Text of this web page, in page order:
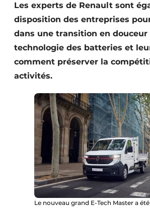
Fondations
Façades
Géotextiles
Infrastructures souterraines et
Protection solaire
Rénovation
Sécurité incendie
Software
Techniques ferroviaires
Les experts de Renault sont
disposition des entreprises
dans une transition en douceur
technologie des batteries et
comment préserver la
activités.
Le nouveau grand E-Tech Master a